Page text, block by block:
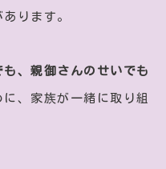
ります。
、親御さんのせいでも
、家族が一緒に取り組